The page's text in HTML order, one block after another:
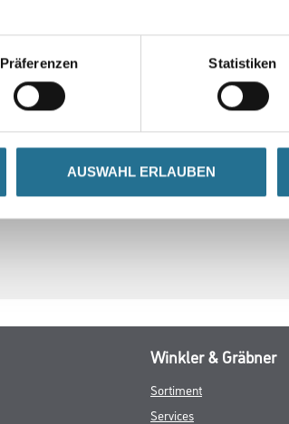
Präferenzen Statistiken
AUSWAHL ERLAUBEN
Winkler & Gräbner
Sortiment
Services